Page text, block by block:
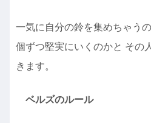
一気に自分の鈴を集めちゃう
個ずつ堅実にいくのかと その
きます。
ベルズのルール